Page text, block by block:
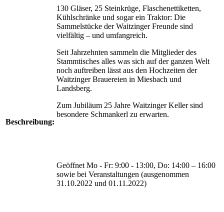
Beschreibung:
130 Gläser, 25 Steinkrüge, Flaschenettiketten,
Kühl­schränke und sogar ein Traktor: Die
Sammelstücke der Waitzinger Freunde sind
vielfältig – und umfangreich.
Seit Jahrzehnten sammeln die Mitglieder des
Stamm­tisches alles was sich auf der ganzen Welt
noch auftreiben lässt aus den Hochzeiten der
Waitzinger Brauereien in Miesbach und
Landsberg.
Zum Jubiläum 25 Jahre Waitzinger Keller sind
besondere Schmankerl zu erwarten.
Geöffnet Mo - Fr: 9:00 - 13:00, Do: 14:00 – 16:00
sowie bei Veranstaltungen (ausgenommen
31.10.2022 und 01.11.2022)